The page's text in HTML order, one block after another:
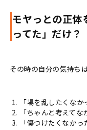
モヤっとの正体
ってた」だけ？
その時の自分の気持ち
「場を乱したくなか
「ちゃんと考えて
「傷つけたくなか